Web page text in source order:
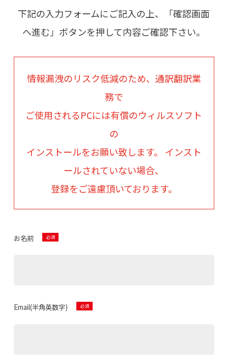
下記の入力フォームにご記入の上、「確認画面
へ進む」ボタンを押して内容ご確認下さい。
情報漏洩のリスク低減のため、通訳翻訳業
務で
ご使用されるPCには有償のウィルスソフト
の
インストールをお願い致します。 インスト
ールされていない場合、
登録をご遠慮頂いております。
お名前
Email(半角英数字)